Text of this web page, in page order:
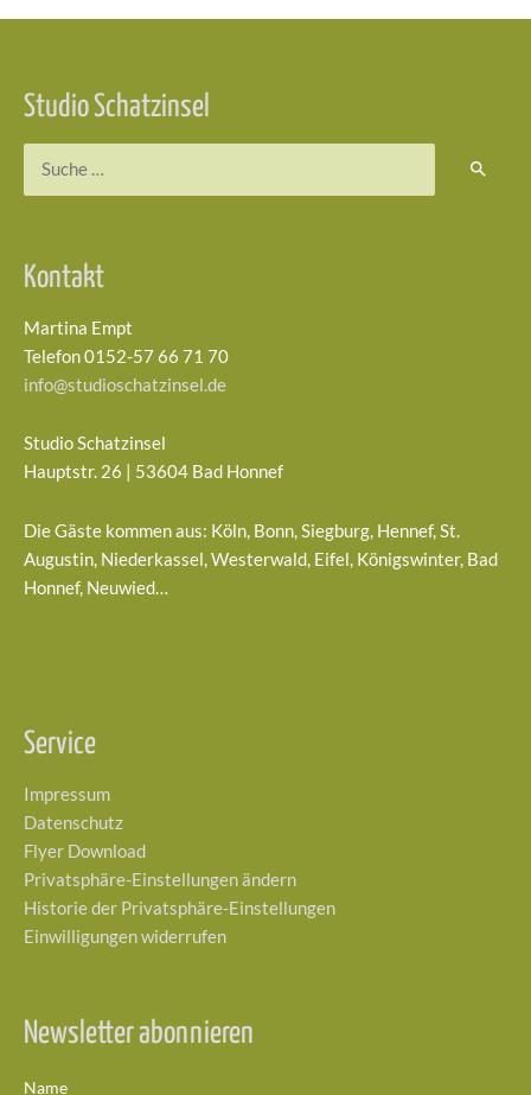
Studio Schatzinsel
Kontakt
Martina Empt
Telefon 0152-57 66 71 70
info@studioschatzinsel.de
Studio Schatzinsel
Hauptstr. 26 | 53604 Bad Honnef
Die Gäste kommen aus: Köln, Bonn, Siegburg, Hennef, St.
Augustin, Niederkassel, Westerwald, Eifel, Königswinter, Bad
Honnef, Neuwied…
Service
Impressum
Datenschutz
Flyer Download
Privatsphäre-Einstellungen ändern
Historie der Privatsphäre-Einstellungen
Einwilligungen widerrufen
Newsletter abonnieren
Name